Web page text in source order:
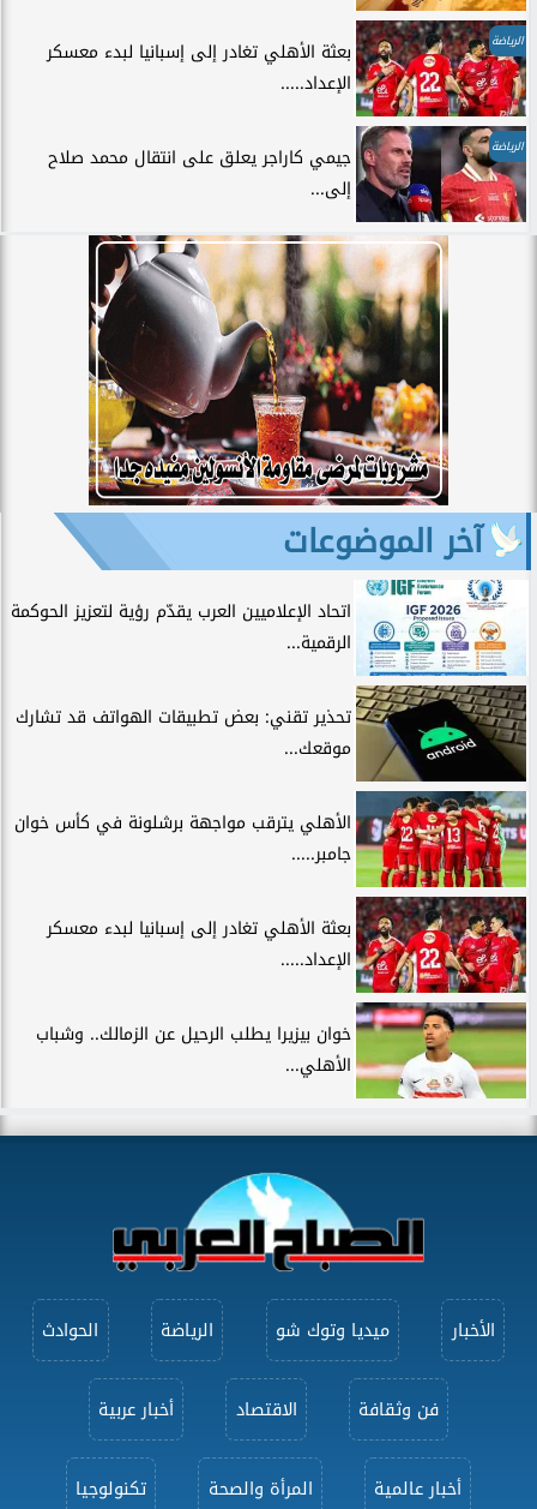
الرياضة
بعثة الأهلي تغادر إلى إسبانيا لبدء معسكر
الإعداد.....
الرياضة
جيمي كاراجر يعلق على انتقال محمد صلاح
إلى...
آخر الموضوعات
اتحاد الإعلاميين العرب يقدّم رؤية لتعزيز الحوكمة
الرقمية...
تحذير تقني: بعض تطبيقات الهواتف قد تشارك
موقعك...
الأهلي يترقب مواجهة برشلونة في كأس خوان
جامبر.....
بعثة الأهلي تغادر إلى إسبانيا لبدء معسكر
الإعداد.....
خوان بيزيرا يطلب الرحيل عن الزمالك.. وشباب
الأهلي...
الأخبار ميديا وتوك شو الرياضة الحوادث
فن وثقافة الاقتصاد أخبار عربية
أخبار عالمية المرأة والصحة تكنولوجيا